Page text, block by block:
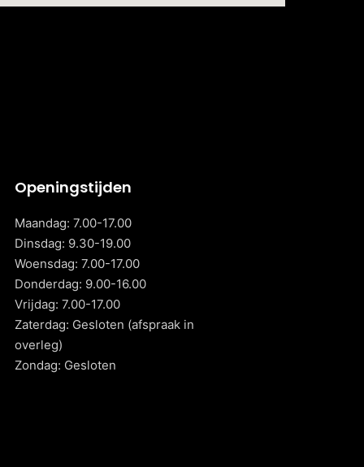
Openingstijden
Maandag: 7.00-17.00
Dinsdag: 9.30-19.00
Woensdag: 7.00-17.00
Donderdag: 9.00-16.00
Vrijdag: 7.00-17.00
Zaterdag: Gesloten (afspraak in
overleg)
Zondag: Gesloten